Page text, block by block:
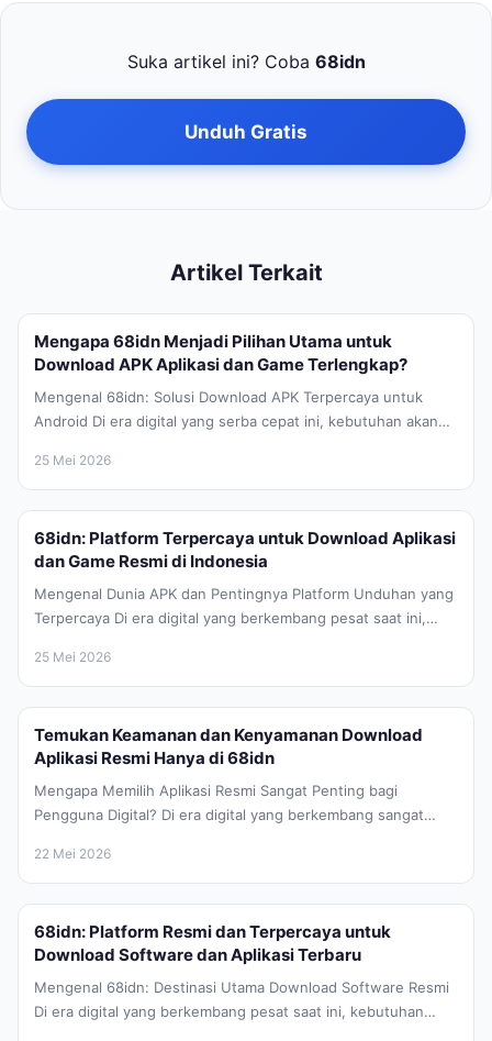
Suka artikel ini? Coba 68idn
Unduh Gratis
Artikel Terkait
Mengapa 68idn Menjadi Pilihan Utama untuk
Download APK Aplikasi dan Game Terlengkap?
Mengenal 68idn: Solusi Download APK Terpercaya untuk
Android Di era digital yang serba cepat ini, kebutuhan akan
25 Mei 2026
68idn: Platform Terpercaya untuk Download Aplikasi
dan Game Resmi di Indonesia
Mengenal Dunia APK dan Pentingnya Platform Unduhan yang
Terpercaya Di era digital yang berkembang pesat saat ini,
25 Mei 2026
Temukan Keamanan dan Kenyamanan Download
Aplikasi Resmi Hanya di 68idn
Mengapa Memilih Aplikasi Resmi Sangat Penting bagi
Pengguna Digital? Di era digital yang berkembang sangat
22 Mei 2026
68idn: Platform Resmi dan Terpercaya untuk
Download Software dan Aplikasi Terbaru
Mengenal 68idn: Destinasi Utama Download Software Resmi
Di era digital yang berkembang pesat saat ini, kebutuhan